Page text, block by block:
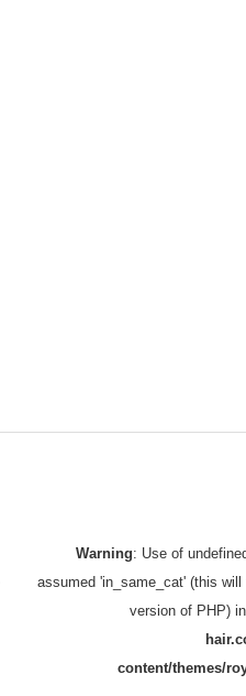
Warning: Use of
assumed 'in_same_cat' (this
version of PHP) in
content/themes/